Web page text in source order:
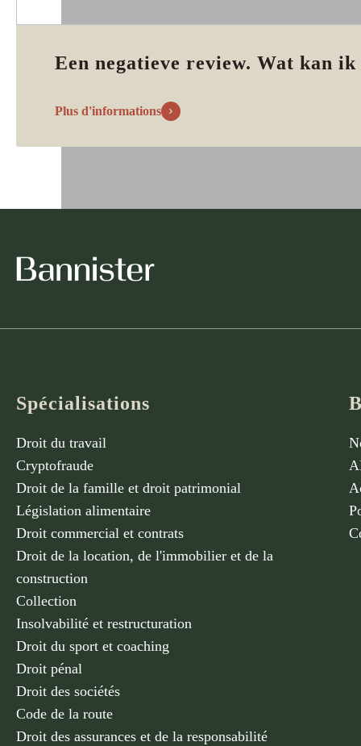
Een negatieve review. Wat kan
Plus d'informations
Spécialisations
Droit du travail
Cryptofraude
Droit de la famille et droit patrimonial
Législation alimentaire
Droit commercial et contrats
Droit de la location, de l'immobilier et de la
construction
Collection
Insolvabilité et restructuration
Droit du sport et coaching
Droit pénal
Droit des sociétés
Code de la route
Droit des assurances et de la responsabilité